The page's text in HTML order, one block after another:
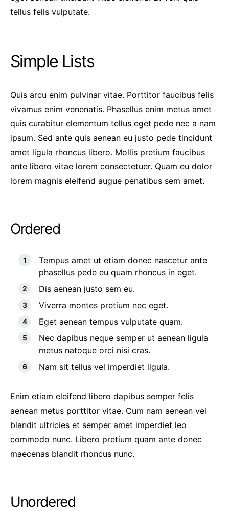
tellus felis vulputate.
Simple Lists
Quis arcu enim pulvinar vitae. Porttitor faucibus felis
vivamus enim venenatis. Phasellus enim metus amet
quis curabitur elementum tellus eget pede nec a nam
ipsum. Sed ante quis aenean eu justo pede tincidunt
amet ligula rhoncus libero. Mollis pretium faucibus
ante libero vitae lorem consectetuer. Quam eu dolor
lorem magnis eleifend augue penatibus sem amet.
Ordered
Tempus amet ut etiam donec nascetur ante
phasellus pede eu quam rhoncus in eget.
Dis aenean justo sem eu.
Viverra montes pretium nec eget.
Eget aenean tempus vulputate quam.
Nec dapibus neque semper ut aenean ligula
metus natoque orci nisi cras.
Nam sit tellus vel imperdiet ligula.
Enim etiam eleifend libero dapibus semper felis
aenean metus porttitor vitae. Cum nam aenean vel
blandit ultricies et semper amet imperdiet leo
commodo nunc. Libero pretium quam ante donec
maecenas blandit rhoncus nunc.
Unordered